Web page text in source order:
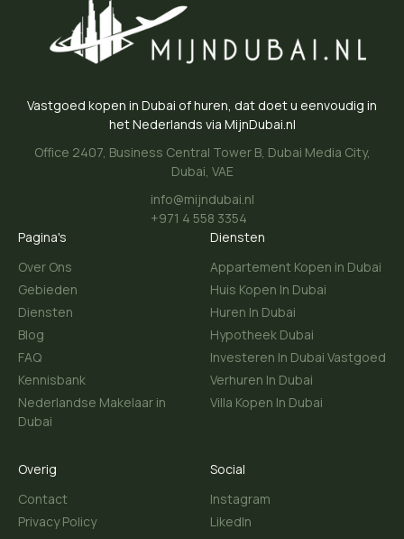
Vastgoed kopen in Dubai of huren, dat doet u eenvoudig in
het Nederlands via MijnDubai.nl
Office 2407, Business Central Tower B, Dubai Media City,
Dubai, VAE
info@mijndubai.nl
+971 4 558 3354
Pagina's
Over Ons
Gebieden
Diensten
Blog
FAQ
Kennisbank
Nederlandse Makelaar in
Dubai
Diensten
Appartement Kopen in Dubai
Huis Kopen In Dubai
Huren In Dubai
Hypotheek Dubai
Investeren In Dubai Vastgoed
Verhuren In Dubai
Villa Kopen In Dubai
Overig
Contact
Privacy Policy
Social
Instagram
LikedIn